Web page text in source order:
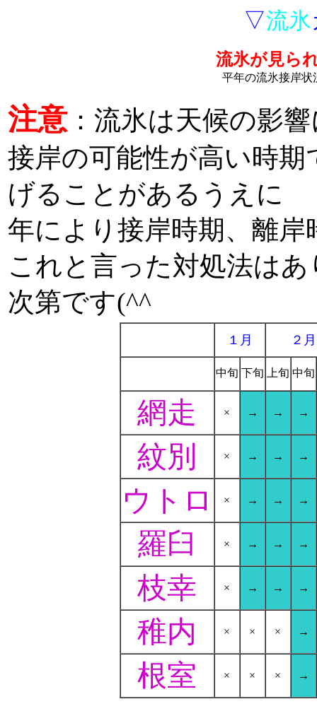
▽流氷
流氷が見ら
平年の流氷接岸状
注意 ：流氷は天候の影
接岸の可能性が高い時
げることがあるうえに
年により接岸時期、離
これと言った対処法は
次第です(^^ゞ
１月 ２月
中旬 下旬 上旬 中旬
網走 × → → →
紋別 × → → →
ウトロ × → → →
羅臼 × → → →
枝幸 × → → →
稚内 × × × →
根室 × × × →